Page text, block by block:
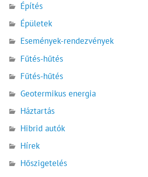
Építés
Épületek
Események-rendezvények
Fűtés-hűtés
Fűtés-hűtés
Geotermikus energia
Háztartás
Hibrid autók
Hírek
Hőszigetelés